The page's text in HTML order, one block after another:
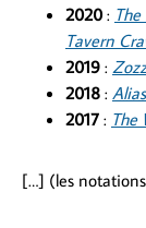
2020 :
Tavern
2019 :
2018 :
2017 : The
[…] (les